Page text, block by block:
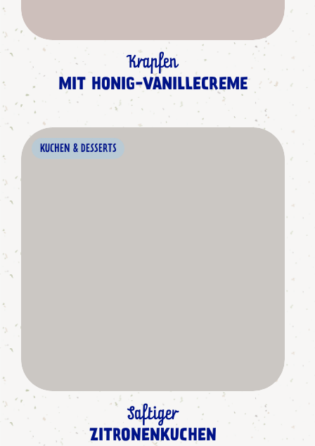
Krapfen
MIT HONIG-VANILLECREME
KUCHEN & DESSERTS
Saftiger
ZITRONENKUCHEN